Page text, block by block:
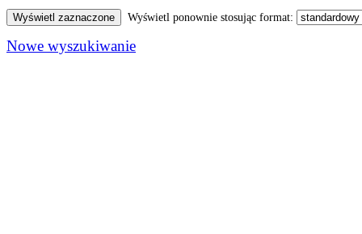
Wyświetl ponownie stosując format:
Nowe wyszukiwanie